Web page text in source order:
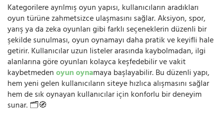
Kategorilere ayrılmış oyun yapısı, kullanıcıların aradıkları
oyun türüne zahmetsizce ulaşmasını sağlar. Aksiyon, spor,
yarış ya da zeka oyunları gibi farklı seçeneklerin düzenli bir
şekilde sunulması, oyun oynamayı daha pratik ve keyifli hale
getirir. Kullanıcılar uzun listeler arasında kaybolmadan, ilgi
alanlarına göre oyunları kolayca keşfedebilir ve vakit
kaybetmedenoyun oynamaya başlayabilir. Bu düzenli yapı,
hem yeni gelen kullanıcıların siteye hızlıca alışmasını sağlar
hem de sık oynayan kullanıcılar için konforlu bir deneyim
sunar. 🗂️🧭